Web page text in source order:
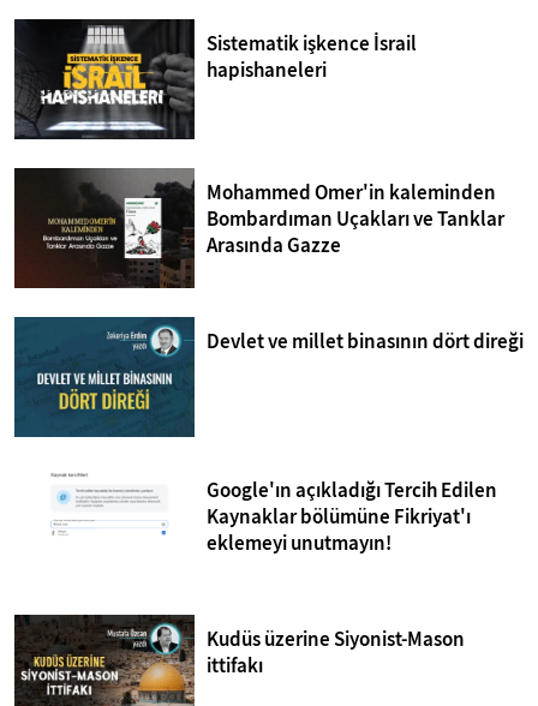
Sistematik işkence İsrail
hapishaneleri
Mohammed Omer'in kaleminden
Bombardıman Uçakları ve Tanklar
Arasında Gazze
Devlet ve millet binasının dört direği
Google'ın açıkladığı Tercih Edilen
Kaynaklar bölümüne Fikriyat'ı
eklemeyi unutmayın!
Kudüs üzerine Siyonist-Mason
ittifakı